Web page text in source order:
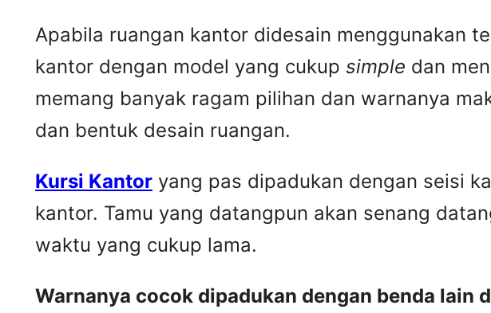
Apabila ruangan kantor didesain menggunakan
kantor dengan model yang cukup simple dan
memang banyak ragam pilihan dan warnanya
dan bentuk desain ruangan.
Kursi Kantor yang pas dipadukan dengan seisi
kantor. Tamu yang datangpun akan senang
waktu yang cukup lama.
Warnanya cocok dipadukan dengan benda lain